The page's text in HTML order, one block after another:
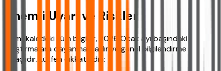
Önemli Uyarı ve Riskler
Bu makaledeki tüm bilgiler, 2026 Ocak ayı başındaki
araştırmalara dayanmaktadır ve genel bilgilendirme
amaçlıdır. Lütfen dikkat edin: